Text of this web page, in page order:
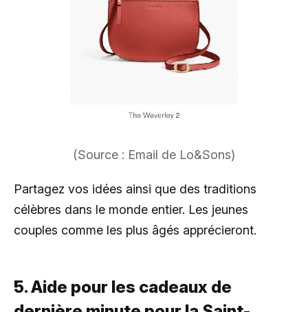
(Source : Email de Lo&Sons)
Partagez vos idées ainsi que des traditions
célèbres dans le monde entier. Les jeunes
couples comme les plus âgés apprécieront.
5. Aide pour les cadeaux de